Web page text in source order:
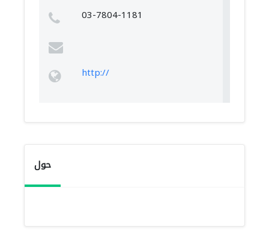
03-7804-1181
http://
حول